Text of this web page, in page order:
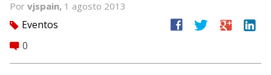
Ayuda
Contacto
Entrar
Por vjspain, 1 agosto 2013
tag Eventos
comment 0
facebook twitter google linkedin